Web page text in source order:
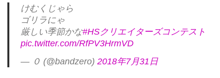
けむくじゃら
ゴリラにゃ
厳しい季節かな#HSクリエイターズコンテスト
pic.twitter.com/RfPV3HrmVD
— ０ (@bandzero) 2018年7月31日